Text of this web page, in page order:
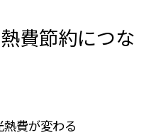
費節約につな
費が変わる